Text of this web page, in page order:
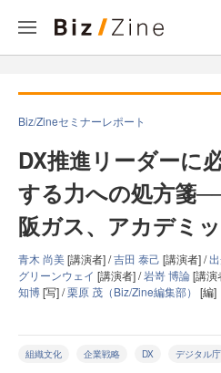
Biz/Zineセミナーレポート
DX推進リーダーに
する力への処方箋
阪ガス、アカデミ
青木 尚美[講演者] /吉田 泰己 [講演者] /
グリーンウェイ [講演者] /岩嵜 博論[講演
知博[写] /栗原 茂（Biz/Zine編集部） [編]
組織文化 企業戦略 DX デジタル庁